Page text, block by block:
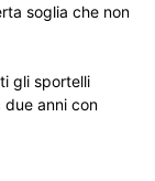
soglia che non
gli sportelli
due anni con